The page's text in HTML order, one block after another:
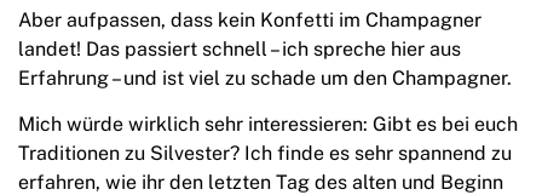
Aber aufpassen, dass kein Konfetti im Champagner
landet! Das passiert schnell – ich spreche hier aus
Erfahrung – und ist viel zu schade um den Champagner.
Mich würde wirklich sehr interessieren: Gibt es bei euch
Traditionen zu Silvester? Ich finde es sehr spannend zu
erfahren, wie ihr den letzten Tag des alten und Beginn